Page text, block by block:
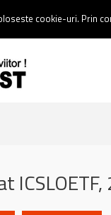
cookie-uri. Prin